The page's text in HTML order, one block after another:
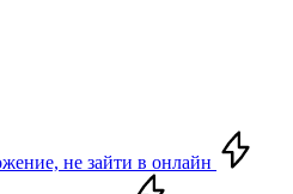
не зайти в онлайн